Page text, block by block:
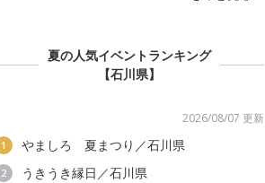
夏の人気イベントランキング
【石川県】
2026/08/07 更新
1 やましろ 夏まつり／石川県
2 うきうき縁日／石川県